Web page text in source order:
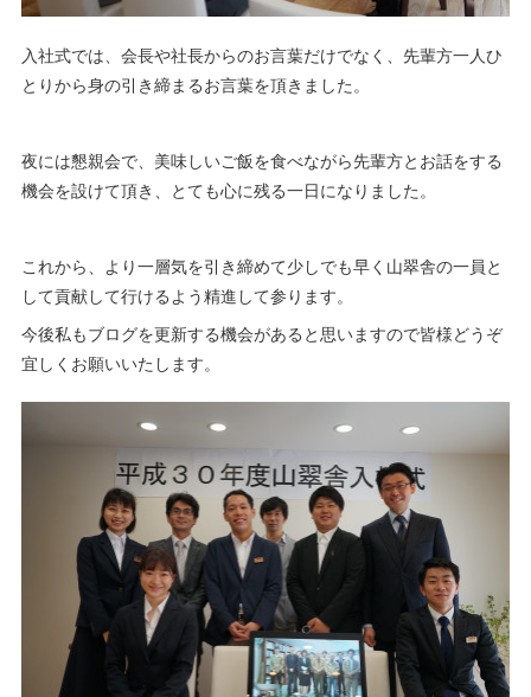
入社式では、会長や社長からのお言葉だけでなく、先輩方一人ひ
とりから身の引き締まるお言葉を頂きました。
夜には懇親会で、美味しいご飯を食べながら先輩方とお話をする
機会を設けて頂き、とても心に残る一日になりました。
これから、より一層気を引き締めて少しでも早く山翠舎の一員と
して貢献して行けるよう精進して参ります。
今後私もブログを更新する機会があると思いますので皆様どうぞ
宜しくお願いいたします。